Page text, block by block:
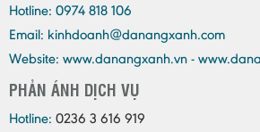
Hotline: 0974 818 106
Email: kinhdoanh@danangxanh.com
Website: www.danangxanh.vn -
PHẢN ÁNH DỊCH VỤ
Hotline: 0236 3 616 919